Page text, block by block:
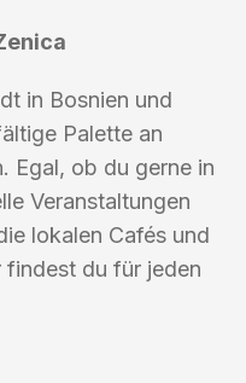
in Bosnien und
Palette an
Egal, ob du gerne in
Veranstaltungen
lokalen Cafés und
findest du für jeden